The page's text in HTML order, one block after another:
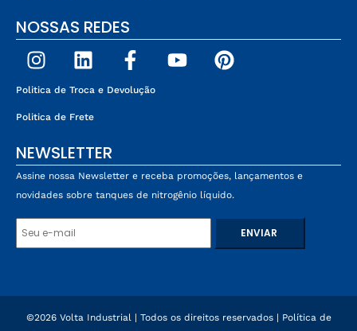
NOSSAS REDES
Politica de Troca e Devolução
Politica de Frete
NEWSLETTER
Assine nossa Newsletter e receba promoções, lançamentos e
novidades sobre tanques de nitrogênio líquido.
©2026 Volta Industrial | Todos os direitos reservados | Política de